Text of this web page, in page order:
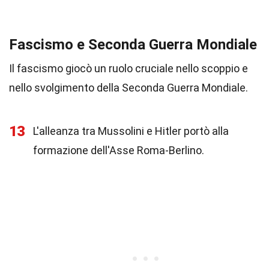
Fascismo e Seconda Guerra Mondiale
Il fascismo giocò un ruolo cruciale nello scoppio e
nello svolgimento della Seconda Guerra Mondiale.
13
L'alleanza tra Mussolini e Hitler portò alla
formazione dell'Asse Roma-Berlino.